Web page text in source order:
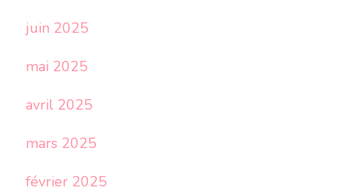
juin 2025
mai 2025
avril 2025
mars 2025
février 2025